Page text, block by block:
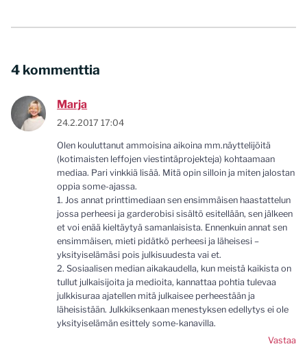
4 kommenttia
Marja
24.2.2017 17:04
Olen kouluttanut ammoisina aikoina mm.näyttelijöitä
(kotimaisten leffojen viestintäprojekteja) kohtaamaan
mediaa. Pari vinkkiä lisää. Mitä opin silloin ja miten jalostan
oppia some-ajassa.
1. Jos annat printtimediaan sen ensimmäisen haastattelun
jossa perheesi ja garderobisi sisältö esitellään, sen jälkeen
et voi enää kieltäytyä samanlaisista. Ennenkuin annat sen
ensimmäisen, mieti pidätkö perheesi ja läheisesi –
yksityiselämäsi pois julkisuudesta vai et.
2. Sosiaalisen median aikakaudella, kun meistä kaikista on
tullut julkaisijoita ja medioita, kannattaa pohtia tulevaa
julkkisuraa ajatellen mitä julkaisee perheestään ja
läheisistään. Julkkiksenkaan menestyksen edellytys ei ole
yksityiselämän esittely some-kanavilla.
Vastaa